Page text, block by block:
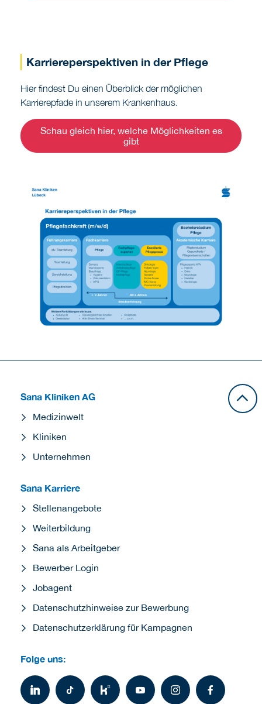
Karrierepfade in unserem Krankenhaus.
Schau gleich hier, welche Möglichkeiten es
gibt
Sana Kliniken AG
Kliniken
Unternehmen
Weiterbildung
Sana als Arbeitgeber
Bewerber Login
Jobagent
Datenschutzhinweise zur Bewerbung
Datenschutzerklärung für Kampagnen